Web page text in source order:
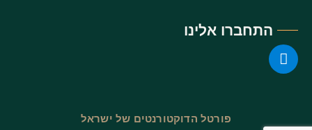
פורטל הדוקטורנטים של ישראל
התחברו אלינו